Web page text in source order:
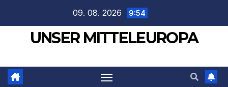
springen
09. 08. 2026 9:54
UNSER MITTELEUROPA